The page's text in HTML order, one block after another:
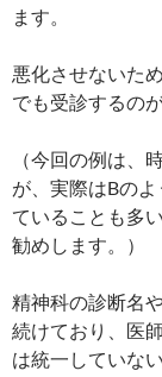
ます。
悪化させないた
でも受診するの
（今回の例は、
が、実際はBの
ていることも多
勧めします。）
精神科の診断名
続けており、医
は統一していな